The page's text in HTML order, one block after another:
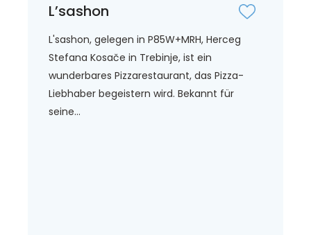
L’sashon
L'sashon, gelegen in P85W+MRH, Herceg
Stefana Kosače in Trebinje, ist ein
wunderbares Pizzarestaurant, das Pizza-
Liebhaber begeistern wird. Bekannt für
seine...